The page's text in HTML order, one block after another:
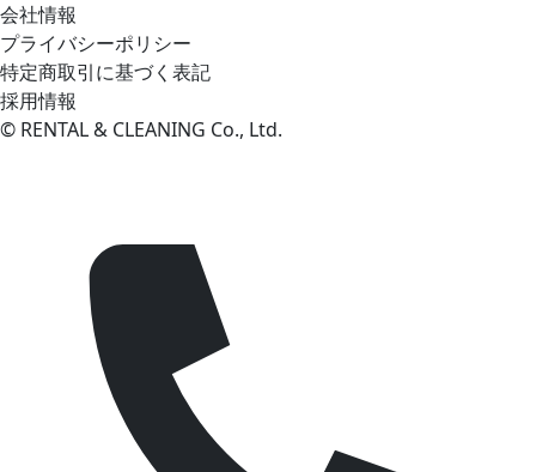
会社情報
プライバシーポリシー
特定商取引に基づく表記
採用情報
© RENTAL & CLEANING Co., Ltd.